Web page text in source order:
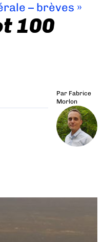
– brèves »
100
Par Fabrice
Morlon